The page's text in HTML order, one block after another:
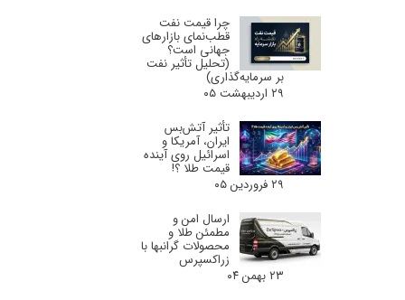
چرا قیمت نفت
قطب‌نمای بازارهای
جهانی است؟
(تحلیل تأثیر نفت
بر سرمایه‌گذاری)
۲۹ اردیبهشت ۰۵
تأثیر آتش‌بس
ایران، آمریکا و
اسرائیل روی آینده
قیمت طلا ؟!
۲۹ فروردین ۰۵
ارسال امن و
مطمئن طلا و
محصولات گرانبها با
زراکسپرس
۲۳ بهمن ۰۴